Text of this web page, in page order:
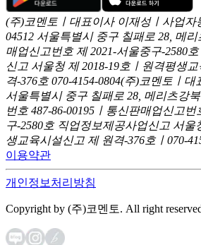
(주)코멘토ㅣ대표이사 이재성ㅣ사업자
04512 서울특별시 중구 칠패로 28, 메
매업신고번호 제 2021-서울중구-2580
신고 서울청 제 2018-19호ㅣ원격평생
격-376호 070-4154-0804(주)코멘토ㅣ대
서울특별시 중구 칠패로 28, 메리츠강
번호 487-86-00195ㅣ통신판매업신고번
구-2580호 직업정보제공사업신고 서울
생교육시설신고 제 원격-376호ㅣ070-
이용약관
개인정보처리방침
Copyright by (주)코멘토. All right